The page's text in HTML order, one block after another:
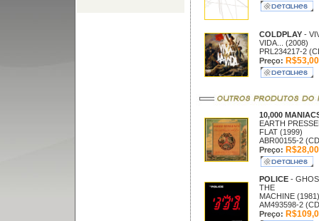
COLDPLAY -
VIDA... (2008)
PRL234217-2
Preço: R$53,00
10,000
EARTH
FLAT (1999)
ABR00155-2
Preço: R$28,00
POLICE -
THE
MACHINE (1981)
AM493598-2
Preço: